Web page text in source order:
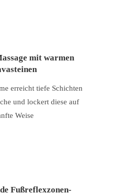
mit warmen
erreicht tiefe Schichten
und lockert diese auf
Weise
Fußreflexzonen-